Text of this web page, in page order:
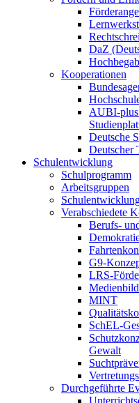
DaZ
Kooperationen
AUBI-plus
Deutsche
Deutscher
Schulentwicklung
Schulprogramm
Arbeitsgruppen
Verabschiedete
Berufs-
G9-
LRS-
MINT
SchEL-
Gewalt
Durchgeführte